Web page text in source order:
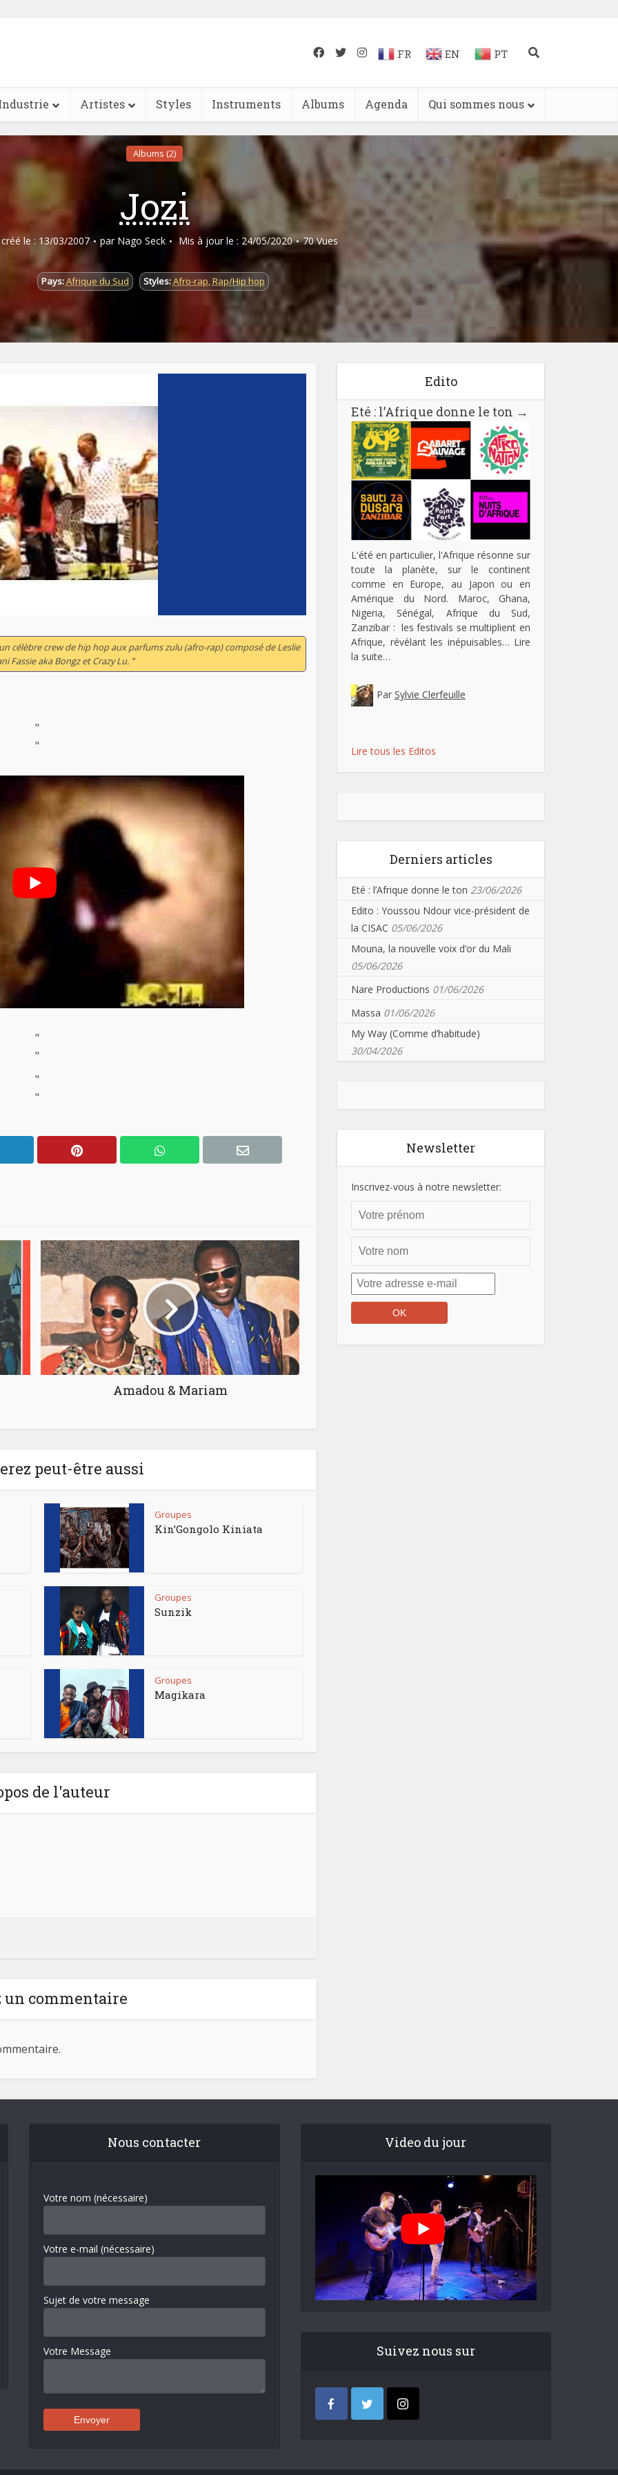
FR EN PT
Artistes Styles Instruments Albums Agenda Qui sommes nous
Albums (2)
Jozi
le : 13/03/2007 par Nago Seck Mis à jour le : 24/05/2020 70 Vues
Pays:Afrique du Sud Styles:Afro-rap,Rap/Hip hop
célèbre crew de hip hop aux parfums zulu (afro-rap) composé de Leslie
Fassie aka Bongz et Crazy Lu. ”
"
"
"
"
"
"
Amadou & Mariam
peut-être aussi
Groupes
Kin’Gongolo Kiniata
Groupes
Sunzik
Groupes
Magikara
de l'auteur
un commentaire
Edito
Eté : l’Afrique donne le ton →
L'été en particulier, l'Afrique résonne sur
toute la planète, sur le continent
comme en Europe, au Japon ou en
Amérique du Nord. Maroc, Ghana,
Nigeria, Sénégal, Afrique du Sud,
Zanzibar : les festivals se multiplient en
Afrique, révélant les inépuisables… Lire
la suite…
Par Sylvie Clerfeuille
Lire tous les Editos
Derniers articles
Eté : l’Afrique donne le ton 23/06/2026
Edito : Youssou Ndour vice-président de
la CISAC 05/06/2026
Mouna, la nouvelle voix d’or du Mali
05/06/2026
Nare Productions 01/06/2026
Massa 01/06/2026
My Way (Comme d’habitude)
30/04/2026
Newsletter
Inscrivez-vous à notre newsletter:
Nous contacter
Votre nom (nécessaire)
Votre e-mail (nécessaire)
Sujet de votre message
Votre Message
Video du jour
Suivez nous sur